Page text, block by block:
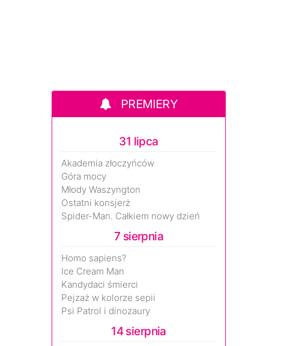
PREMIERY
31 lipca
Akademia złoczyńców
Góra mocy
Młody Waszyngton
Ostatni konsjerż
Spider-Man. Całkiem nowy dzień
7 sierpnia
Homo sapiens?
Ice Cream Man
Kandydaci śmierci
Pejzaż w kolorze sepii
Psi Patrol i dinozaury
14 sierpnia